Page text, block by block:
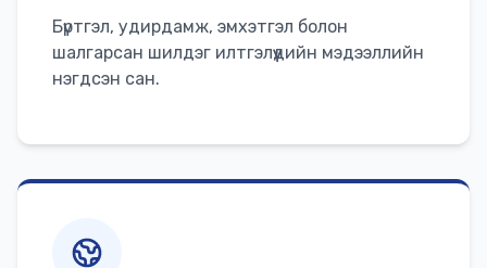
Бүртгэл, удирдамж, эмхэтгэл болон
шалгарсан шилдэг илтгэлүүдийн мэдээллийн
нэгдсэн сан.